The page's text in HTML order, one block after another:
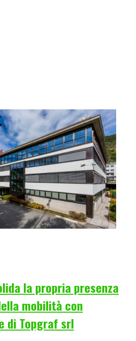
la propria presenza
mobilità con
di Topgraf srl